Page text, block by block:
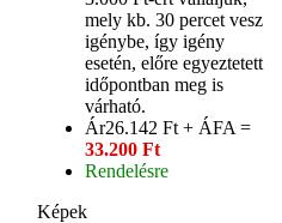
mely kb. 30 percet vesz
igénybe, így igény
esetén, előre egyeztetett
időpontban meg is
várható.
Ár26.142 Ft + ÁFA =
33.200 Ft
Rendelésre
Képek